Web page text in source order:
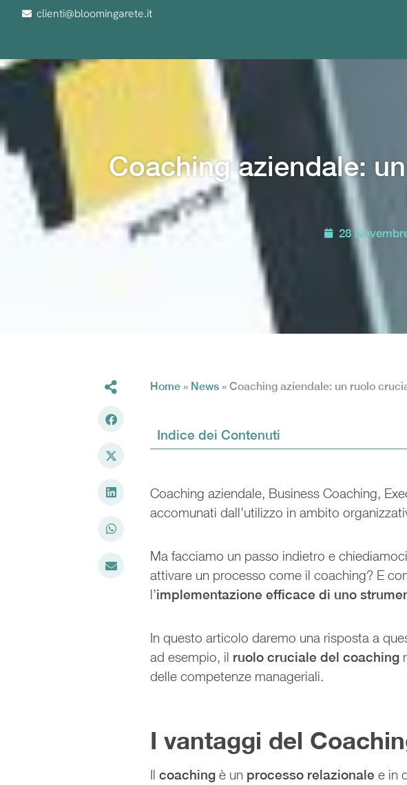
clienti@bloomingarete.it
Coaching aziendale:
28
Home » News »Coaching aziendale: un ruolo
Indice dei Contenuti
Coaching aziendale, Business Coaching,
accomunati dall’utilizzo in ambito
Ma facciamo un passo indietro e
attivare un processo come il coaching? E
l’implementazione efficace di uno
In questo articolo daremo una risposta a
ad esempio, il ruolo cruciale del coaching
delle competenze manageriali.
I vantaggi del
Il coachingè un processo relazionale e in